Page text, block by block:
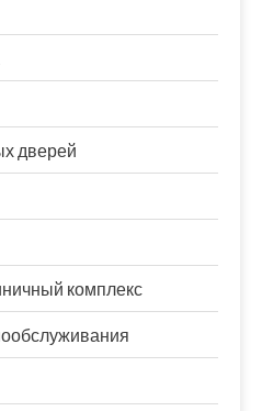
дверей
комплекс